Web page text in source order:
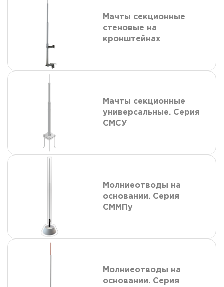
Мачты секционные
стеновые на
кронштейнах
Мачты секционные
универсальные. Серия
СМСУ
Молниеотводы на
основании. Серия
СММПу
Молниеотводы на
основании. Серия